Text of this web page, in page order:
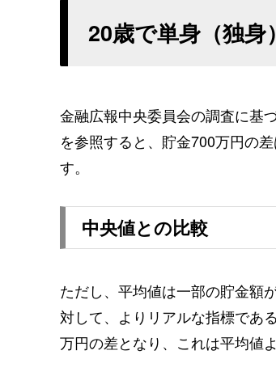
20歳で単身（独身
金融広報中央委員会の調査に基
を参照すると、貯金700万円の
す。
中央値との比較
ただし、平均値は一部の貯金額
対して、よりリアルな指標であ
万円の差となり、これは平均値